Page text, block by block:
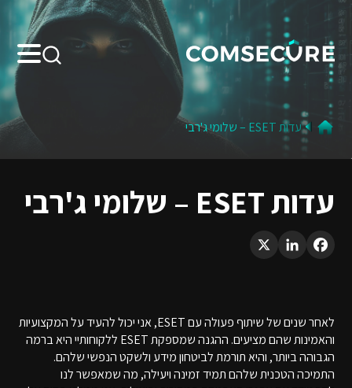
Search:
עדות ESET – שלומי ג'רבי
עדות ESET – שלומי ג'רבי
Facebook
LinkedIn
X
לאחר שנים של שיתוף פעולה עם ESET, אני יכול להעיד על המקצועיות
והאמינות שהם מציעים. ההגנה שמספקת ESET ללקוחותיי היא ברמה
הגבוהה ביותר, והיא תורמת לביטחון מידע ולשקט הנפשי שלהם.
התמיכה הטכנית שלהם תמיד זמינה ויעילה, מה שמאפשר לנו